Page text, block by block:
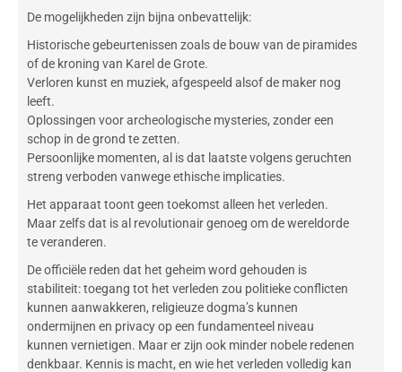
De mogelijkheden zijn bijna onbevattelijk:
Historische gebeurtenissen zoals de bouw van de piramides
of de kroning van Karel de Grote.
Verloren kunst en muziek, afgespeeld alsof de maker nog
leeft.
Oplossingen voor archeologische mysteries, zonder een
schop in de grond te zetten.
Persoonlijke momenten, al is dat laatste volgens geruchten
streng verboden vanwege ethische implicaties.
Het apparaat toont geen toekomst alleen het verleden.
Maar zelfs dat is al revolutionair genoeg om de wereldorde
te veranderen.
De officiële reden dat het geheim word gehouden is
stabiliteit: toegang tot het verleden zou politieke conflicten
kunnen aanwakkeren, religieuze dogma’s kunnen
ondermijnen en privacy op een fundamenteel niveau
kunnen vernietigen. Maar er zijn ook minder nobele redenen
denkbaar. Kennis is macht, en wie het verleden volledig kan